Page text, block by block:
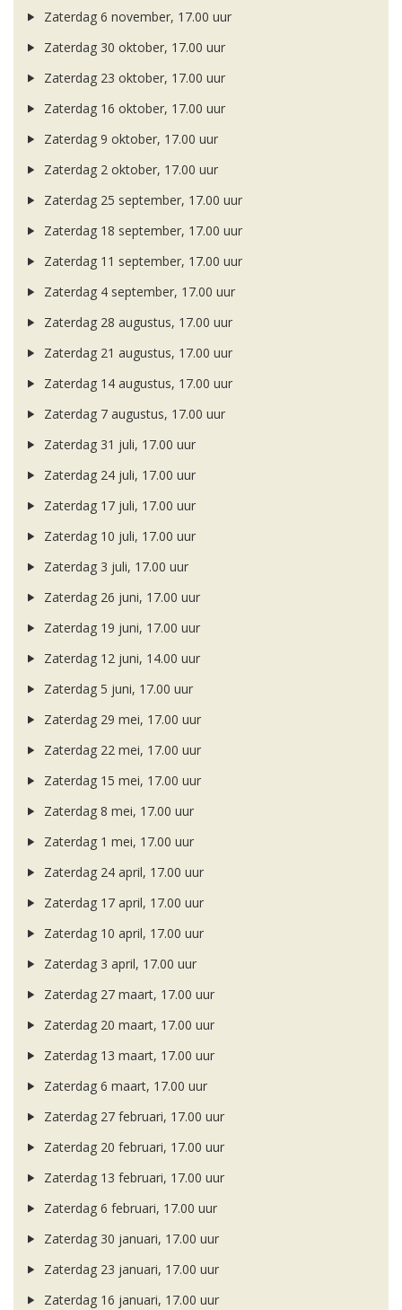
Zaterdag 6 november, 17.00 uur
Zaterdag 30 oktober, 17.00 uur
Zaterdag 23 oktober, 17.00 uur
Zaterdag 16 oktober, 17.00 uur
Zaterdag 9 oktober, 17.00 uur
Zaterdag 2 oktober, 17.00 uur
Zaterdag 25 september, 17.00 uur
Zaterdag 18 september, 17.00 uur
Zaterdag 11 september, 17.00 uur
Zaterdag 4 september, 17.00 uur
Zaterdag 28 augustus, 17.00 uur
Zaterdag 21 augustus, 17.00 uur
Zaterdag 14 augustus, 17.00 uur
Zaterdag 7 augustus, 17.00 uur
Zaterdag 31 juli, 17.00 uur
Zaterdag 24 juli, 17.00 uur
Zaterdag 17 juli, 17.00 uur
Zaterdag 10 juli, 17.00 uur
Zaterdag 3 juli, 17.00 uur
Zaterdag 26 juni, 17.00 uur
Zaterdag 19 juni, 17.00 uur
Zaterdag 12 juni, 14.00 uur
Zaterdag 5 juni, 17.00 uur
Zaterdag 29 mei, 17.00 uur
Zaterdag 22 mei, 17.00 uur
Zaterdag 15 mei, 17.00 uur
Zaterdag 8 mei, 17.00 uur
Zaterdag 1 mei, 17.00 uur
Zaterdag 24 april, 17.00 uur
Zaterdag 17 april, 17.00 uur
Zaterdag 10 april, 17.00 uur
Zaterdag 3 april, 17.00 uur
Zaterdag 27 maart, 17.00 uur
Zaterdag 20 maart, 17.00 uur
Zaterdag 13 maart, 17.00 uur
Zaterdag 6 maart, 17.00 uur
Zaterdag 27 februari, 17.00 uur
Zaterdag 20 februari, 17.00 uur
Zaterdag 13 februari, 17.00 uur
Zaterdag 6 februari, 17.00 uur
Zaterdag 30 januari, 17.00 uur
Zaterdag 23 januari, 17.00 uur
Zaterdag 16 januari, 17.00 uur